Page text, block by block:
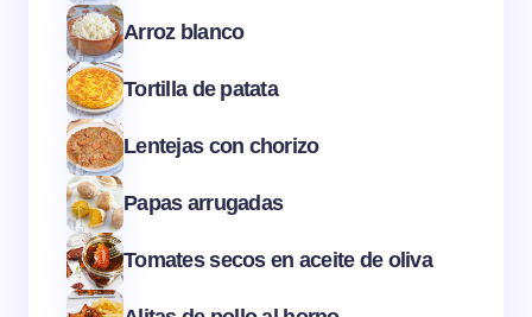
Arroz blanco
Tortilla de patata
Lentejas con chorizo
Papas arrugadas
Tomates secos en aceite de oliva